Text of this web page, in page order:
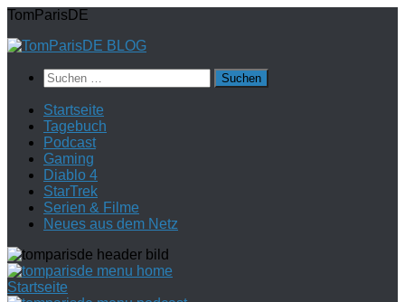
Zum
springen
TomParisDE
Suchen
nach:
Startseite
Tagebuch
Podcast
Gaming
Diablo 4
StarTrek
Serien & Filme
Neues aus dem Netz
Startseite